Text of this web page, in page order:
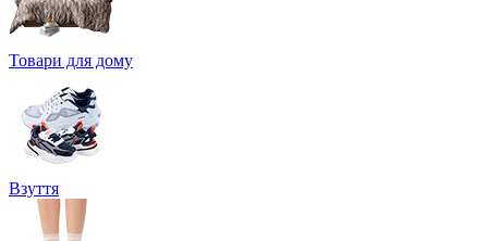
Товари для дому
Взуття